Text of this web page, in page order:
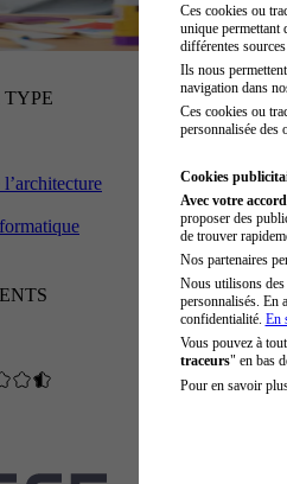
TYPE
Ces cookies ou
unique permettant
différentes
Ils nous
navigation dans
Ces cookies ou
personnalisée des
Cookies
Avec votre accord
proposer des
de trouver
Nos partenaires
Nous utilisons
personnalisés. En
confidentialité. En
Vous pouvez à
traceurs" en bas
Pour en savoir